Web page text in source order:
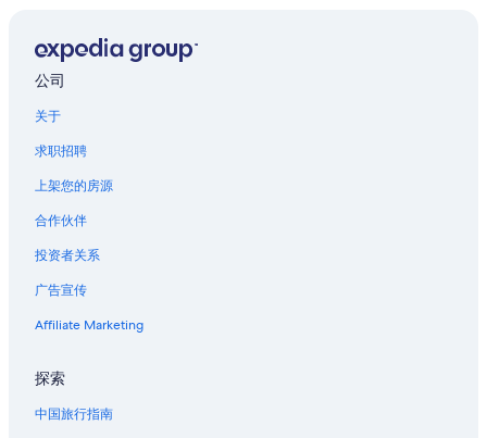
公司
关于
求职招聘
上架您的房源
合作伙伴
投资者关系
广告宣传
Affiliate Marketing
探索
中国旅行指南